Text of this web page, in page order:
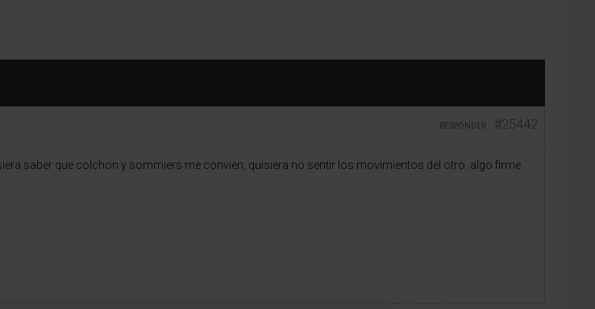
#25442
RESPONDER
saber que colchon y sommiers me convien, quisiera no sentir los movimientos del otro. algo firme